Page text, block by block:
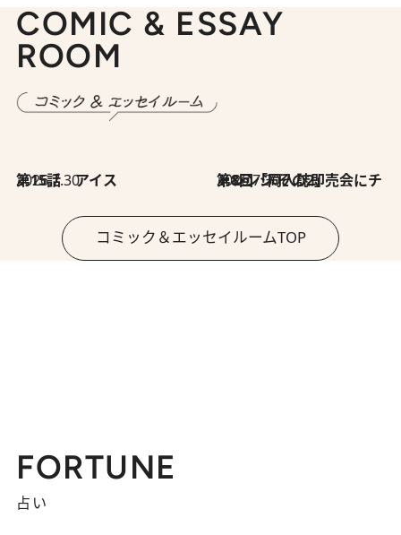
COMIC & ESSAY
ROOM
2026.7.30
第15話 アイス 2026.7.30
第8回「同人誌即売会にチャレンジ その2」
コミック＆エッセイルームTOP
FORTUNE
占い